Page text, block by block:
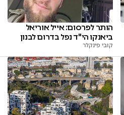
הותר לפרסום: אייל אוריאל
ביאנקו הי"ד נפל בדרום לבנון
קובי פינקלר